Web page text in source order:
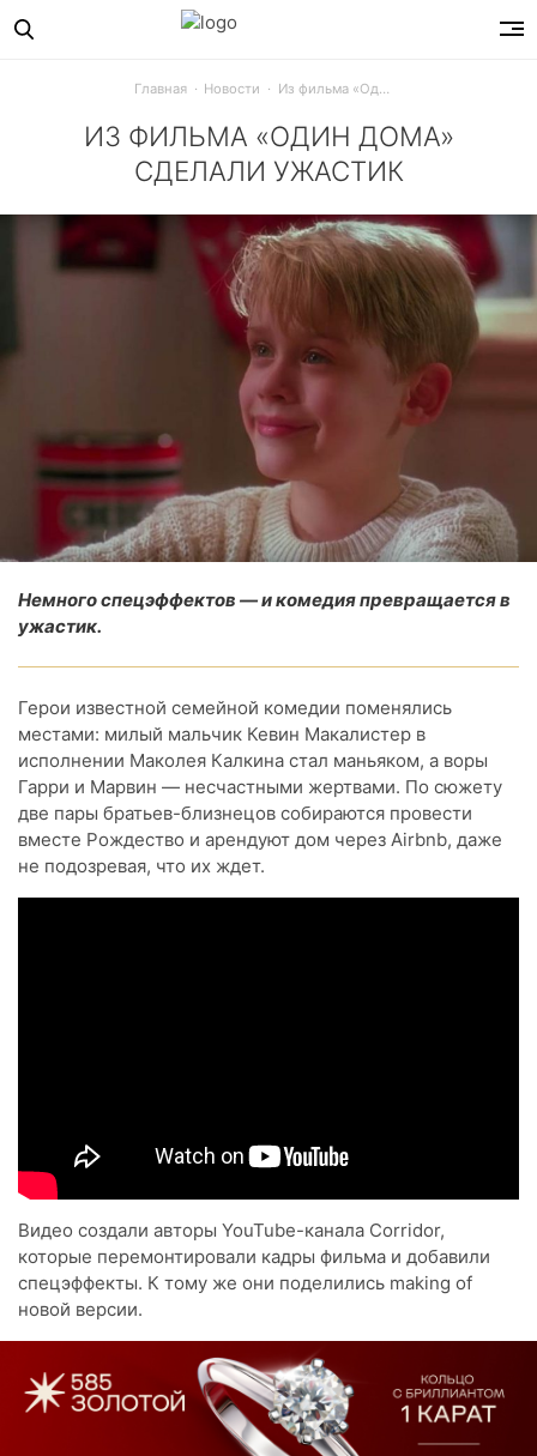
Главная Новости
ИЗ ФИЛЬМА «ОДИН ДОМА»
СДЕЛАЛИ УЖАСТИК
Герои известной семейной комедии поменялись
Немного спецэффектов — и комедия превращается в
ужастик.
Герои известной семейной комедии поменялись
местами: милый мальчик Кевин Макалистер в
исполнении Маколея Калкина стал маньяком, а воры
Гарри и Марвин — несчастными жертвами. По сюжету
две пары братьев-близнецов собираются провести
вместе Рождество и арендуют дом через Airbnb, даже
не подозревая, что их ждет.
Видео создали авторы YouTube-канала Corridor,
которые перемонтировали кадры фильма и добавили
спецэффекты. К тому же они поделились making of
новой версии.